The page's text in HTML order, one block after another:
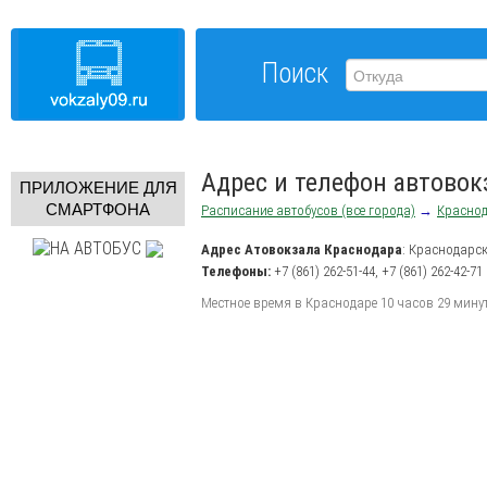
Поиск
ПРИЛОЖЕНИЕ ДЛЯ
СМАРТФОНА
Адрес и телефон
Расписание автобусов (все города) →
Адрес Атовокзала Краснодара:
Телефоны: +7 (861) 262-51-44, +7 (861) 262-42-71
Местное время в Краснодаре 10 часов 29